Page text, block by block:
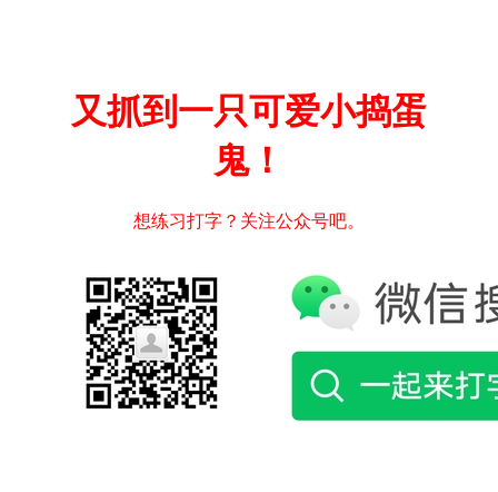
又抓到一只可爱小捣蛋
鬼！
想练习打字？关注公众号吧。